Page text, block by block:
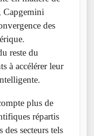
Capgemini
des
reste du
à accélérer leur
plus de
répartis
des secteurs tels